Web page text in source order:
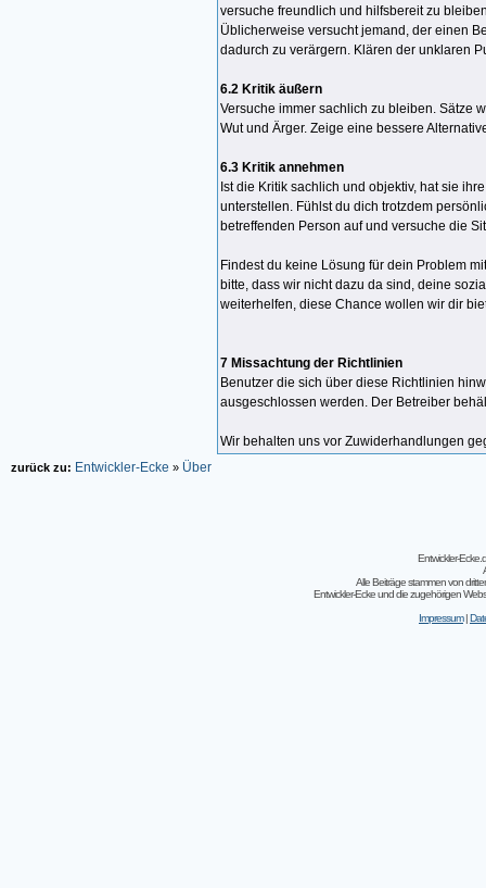
versuche freundlich und hilfsbereit zu
Üblicherweise versucht jemand, der einen
dadurch zu verärgern. Klären der unklaren
6.2 Kritik äußern
Versuche immer sachlich zu bleiben. Sätze
Wut und Ärger. Zeige eine bessere
6.3 Kritik annehmen
Ist die Kritik sachlich und objektiv, hat sie
unterstellen. Fühlst du dich trotzdem
betreffenden Person auf und versuche die
Findest du keine Lösung für dein Problem
bitte, dass wir nicht dazu da sind, deine
weiterhelfen, diese Chance wollen wir dir
7 Missachtung der Richtlinien
Benutzer die sich über diese Richtlinien
ausgeschlossen werden. Der Betreiber
Wir behalten uns vor Zuwiderhandlungen
zurück zu: Entwickler-Ecke » Über
Entwickler-
Alle Beiträge stammen von
Entwickler-Ecke und die zugehörigen
Impressum|